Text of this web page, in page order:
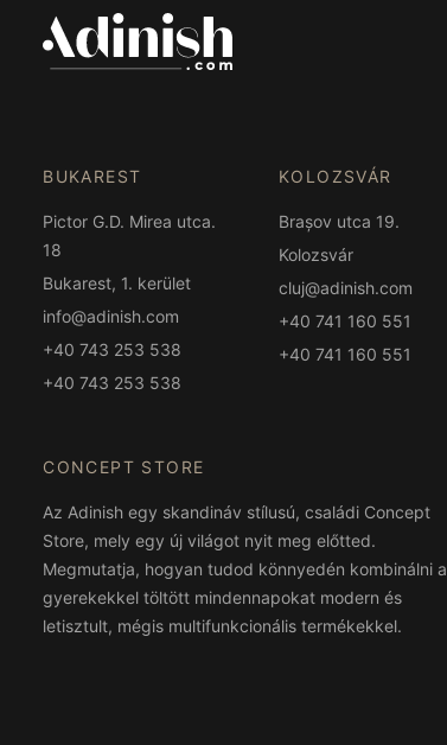
BUKAREST
Pictor G.D. Mirea utca.
18
Bukarest, 1. kerület
info@adinish.com
+40 743 253 538
+40 743 253 538
KOLOZSVÁR
Brașov utca 19.
Kolozsvár
cluj@adinish.com
+40 741 160 551
+40 741 160 551
CONCEPT STORE
Az Adinish egy skandináv stílusú, családi Concept
Store, mely egy új világot nyit meg előtted.
Megmutatja, hogyan tudod könnyedén kombinálni a
gyerekekkel töltött mindennapokat modern és
letisztult, mégis multifunkcionális termékekkel.